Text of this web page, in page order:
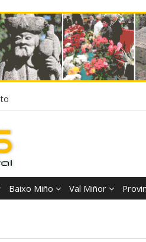
Baixo Miño Val Miñor